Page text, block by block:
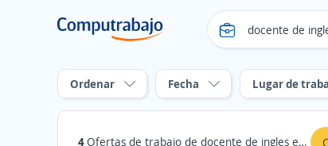
Ordenar Fecha Lugar de
4Ofertas de trabajo de docente de ingles en Táchira